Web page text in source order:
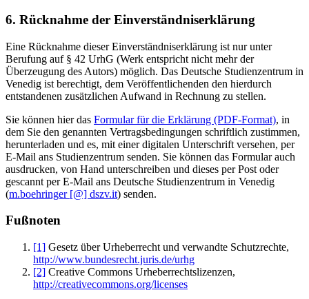
6. Rücknahme der Einverständniserklärung
Eine Rücknahme dieser Einverständniserklärung ist nur unter
Berufung auf § 42 UrhG (Werk entspricht nicht mehr der
Überzeugung des Autors) möglich. Das Deutsche Studienzentrum in
Venedig ist berechtigt, dem Veröffentlichenden den hierdurch
entstandenen zusätzlichen Aufwand in Rechnung zu stellen.
Sie können hier das Formular für die Erklärung (PDF-Format), in
dem Sie den genannten Vertragsbedingungen schriftlich zustimmen,
herunterladen und es, mit einer digitalen Unterschrift versehen, per
E-Mail ans Studienzentrum senden. Sie können das Formular auch
ausdrucken, von Hand unterschreiben und dieses per Post oder
gescannt per E-Mail ans Deutsche Studienzentrum in Venedig
(m.boehringer [@] dszv.it) senden.
Fußnoten
[1] Gesetz über Urheberrecht und verwandte Schutzrechte,
http://www.bundesrecht.juris.de/urhg
[2] Creative Commons Urheberrechtslizenzen,
http://creativecommons.org/licenses